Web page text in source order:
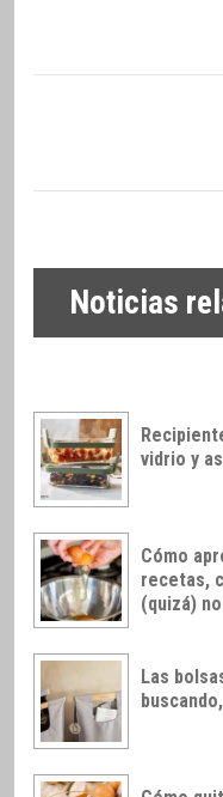
Noticias
vidrio y
Cómo
recetas,
(quizá)
Las